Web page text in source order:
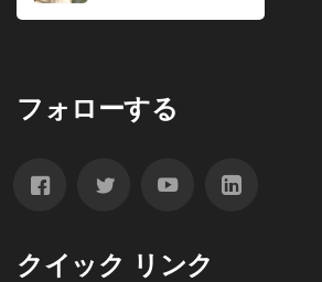
フォローする
クイック リンク